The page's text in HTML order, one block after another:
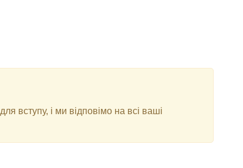
для вступу, і ми відповімо на всі ваші